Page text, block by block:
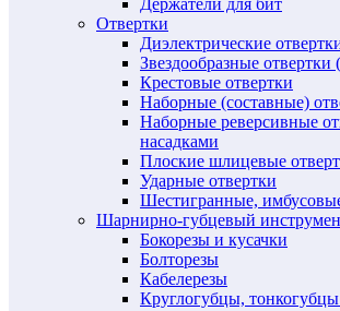
Отвертки
Диэлектрические
Звездообразные
Крестовые отвертки
Наборные (составные)
Наборные реверсивные
насадками
Плоские шлицевые
Ударные отвертки
Шестигранные,
Шарнирно-губцевый
Бокорезы и кусачки
Болторезы
Кабелерезы
Круглогубцы,